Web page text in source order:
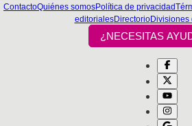
ContactoQuiénes somosPolítica de privacidad
editorialesDirectorioDivisiones
¿NECESITAS